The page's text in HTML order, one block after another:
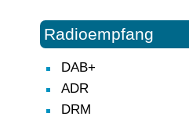
Radioempfang
DAB+
ADR
DRM